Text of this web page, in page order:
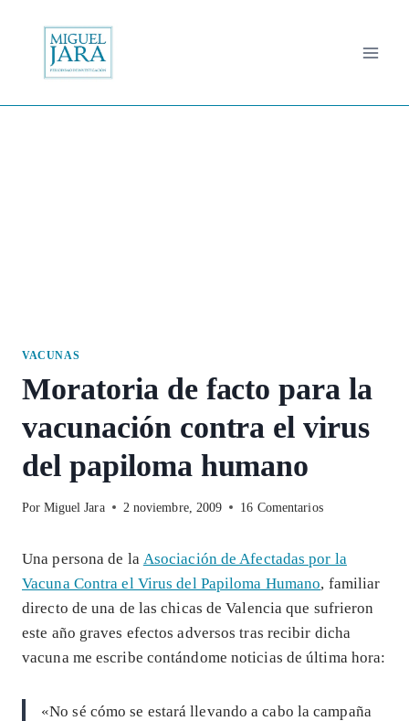
contenido
VACUNAS
Moratoria de facto para la
vacunación contra el virus
del papiloma humano
Por Miguel Jara 2 noviembre, 2009 16 Comentarios
Una persona de la Asociación de Afectadas por la
Vacuna Contra el Virus del Papiloma Humano, familiar
directo de una de las chicas de Valencia que sufrieron
este año graves efectos adversos tras recibir dicha
vacuna me escribe contándome noticias de última hora:
«No sé cómo se estará llevando a cabo la campaña